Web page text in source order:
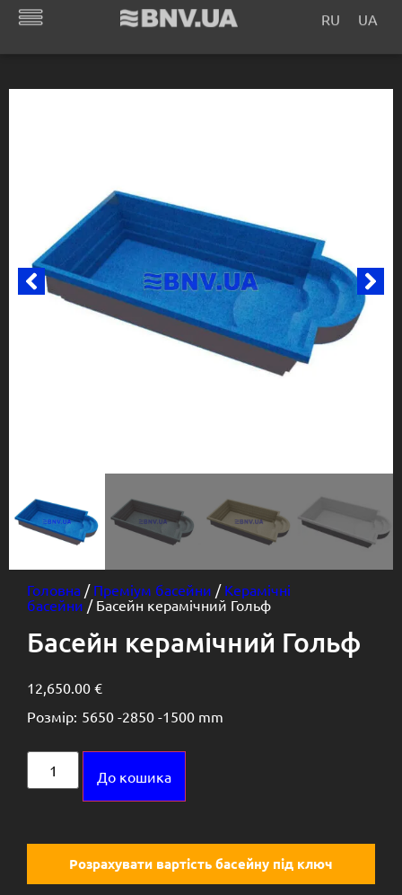
Головна / Преміум басейни / Керамічні
басейни / Басейн керамічний Гольф
Басейн керамічний Гольф
12,650.00 €
Розмір: 5650 -2850 -1500 mm
До кошика
Розрахувати вартість басейну під ключ